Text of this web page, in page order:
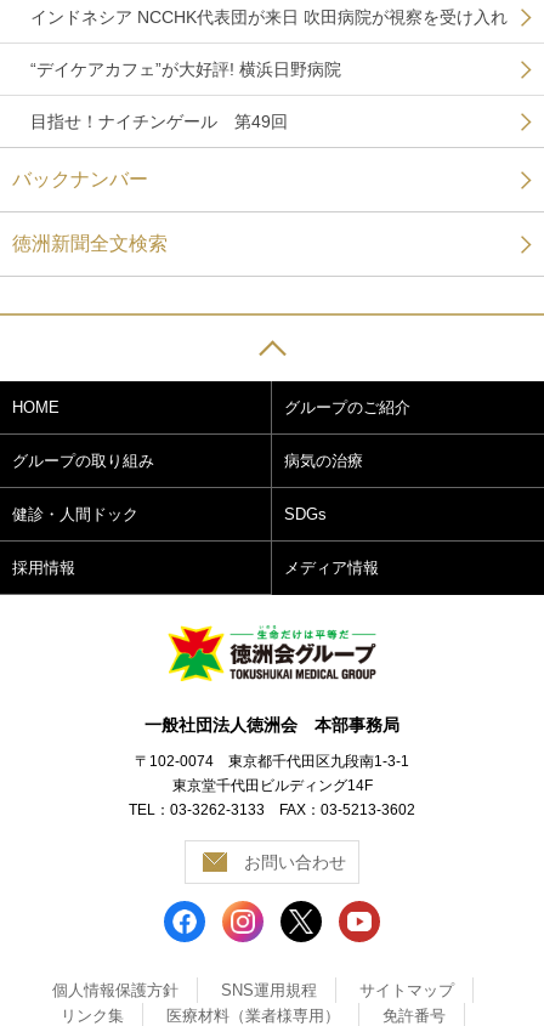
インドネシア NCCHK代表団が来日 吹田病院が視察を受け入れ
“デイケアカフェ”が大好評! 横浜日野病院
目指せ！ナイチンゲール 第49回
バックナンバー
徳洲新聞全文検索
HOME グループのご紹介
グループの取り組み 病気の治療
健診・人間ドック SDGs
採用情報 メディア情報
一般社団法人徳洲会 本部事務局
〒102-0074 東京都千代田区九段南1-3-1
東京堂千代田ビルディング14F
TEL：03-3262-3133 FAX：03-5213-3602
お問い合わせ
個人情報保護方針 SNS運用規程
サイトマップ
リンク集
医療材料（業者様専用） 免許番号